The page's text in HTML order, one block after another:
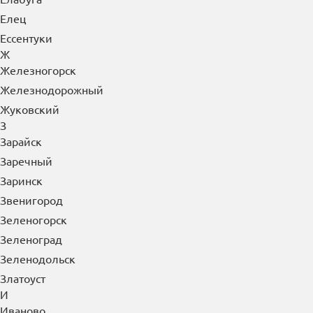
Елец
Ессентуки
Ж
Железногорск
Железнодорожный
Жуковский
З
Зарайск
Заречный
Заринск
Звенигород
Зеленогорск
Зеленоград
Зеленодольск
Златоуст
И
Иваново